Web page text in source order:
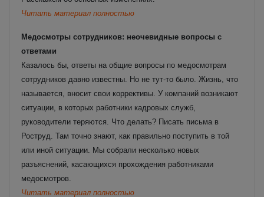
Читать материал полностью
Медосмотры сотрудников: неочевидные вопросы с
ответами
Казалось бы, ответы на общие вопросы по медосмотрам
сотрудников давно известны. Но не тут-то было. Жизнь, что
называется, вносит свои коррективы. У компаний возникают
ситуации, в которых работники кадровых служб,
руководители теряются. Что делать? Писать письма в
Роструд. Там точно знают, как правильно поступить в той
или иной ситуации. Мы собрали несколько новых
разъяснений, касающихся прохождения работниками
медосмотров.
Читать материал полностью